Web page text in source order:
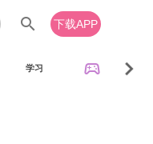
search 下载APP
学习 sports_esports chevron_right